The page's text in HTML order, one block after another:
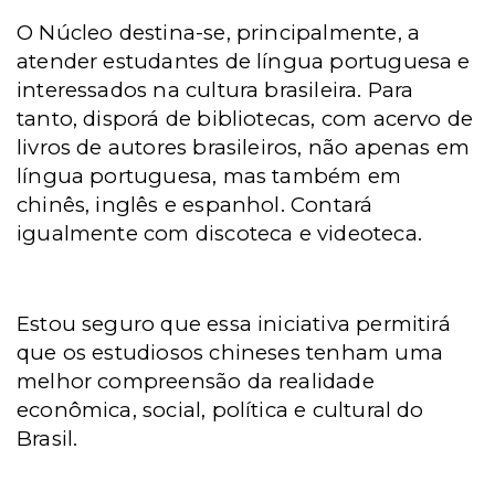
O Núcleo destina-se, principalmente, a
atender estudantes de língua portuguesa e
interessados na cultura brasileira. Para
tanto, disporá de bibliotecas, com acervo de
livros de autores brasileiros, não apenas em
língua portuguesa, mas também em
chinês, inglês e espanhol. Contará
igualmente com discoteca e videoteca.
Estou seguro que essa iniciativa permitirá
que os estudiosos chineses tenham uma
melhor compreensão da realidade
econômica, social, política e cultural do
Brasil.